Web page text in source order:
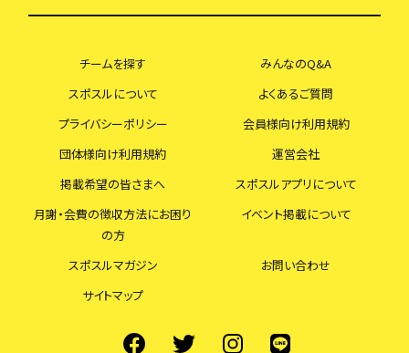
チームを探す
みんなのQ&A
スポスルについて
よくあるご質問
プライバシーポリシー
会員様向け利用規約
団体様向け利用規約
運営会社
掲載希望の皆さまへ
スポスルアプリについて
月謝・会費の徴収方法にお困り
の方
イベント掲載について
スポスルマガジン
お問い合わせ
サイトマップ